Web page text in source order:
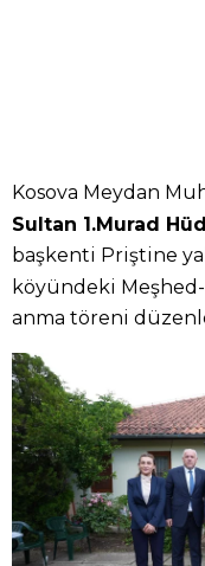
Kosova Meydan
Sultan 1.Murad
başkenti Priştine
köyündeki
anma töreni